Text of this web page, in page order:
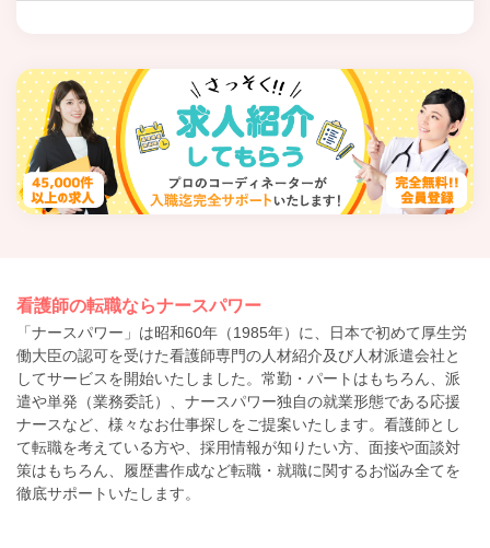
看護師の転職ならナースパワー
「ナースパワー」は昭和60年（1985年）に、日本で初めて厚生労
働大臣の認可を受けた看護師専門の人材紹介及び人材派遣会社と
してサービスを開始いたしました。常勤・パートはもちろん、派
遣や単発（業務委託）、ナースパワー独自の就業形態である応援
ナースなど、様々なお仕事探しをご提案いたします。看護師とし
て転職を考えている方や、採用情報が知りたい方、面接や面談対
策はもちろん、履歴書作成など転職・就職に関するお悩み全てを
徹底サポートいたします。